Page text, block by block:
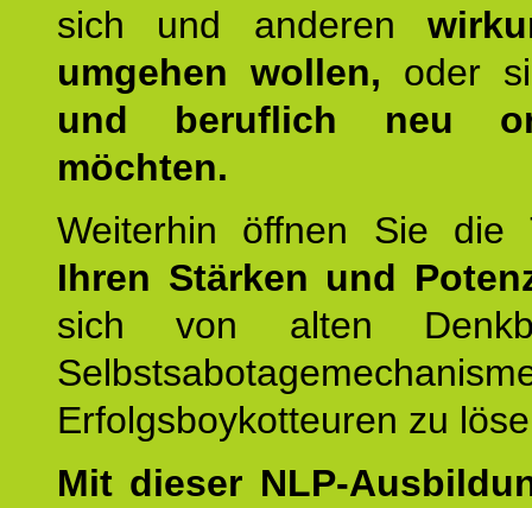
sich und anderen
umgehen wollen, oder
und beruflich neu
möchten.
Weiterhin öffnen Sie
Ihren Stärken und
sich von alten
Erfolgsboykotteuren zu
Mit dieser NLP-